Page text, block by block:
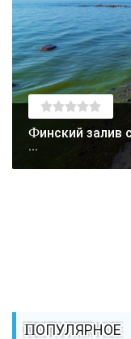
Финский залив снова стал зелёным: чем грозит
...
ПОПУЛЯРНОЕ